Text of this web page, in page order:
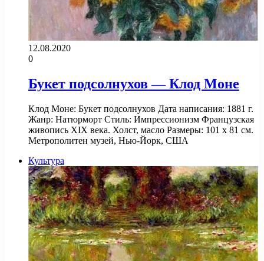
12.08.2020
0
Букет подсолнухов — Клод Моне
Клод Моне: Букет подсолнухов Дата написания: 1881 г.
Жанр: Натюрморт Стиль: Импрессионизм Французская
живопись XIX века. Холст, масло Размеры: 101 х 81 см.
Метрополитен музей, Нью-Йорк, США
Культура